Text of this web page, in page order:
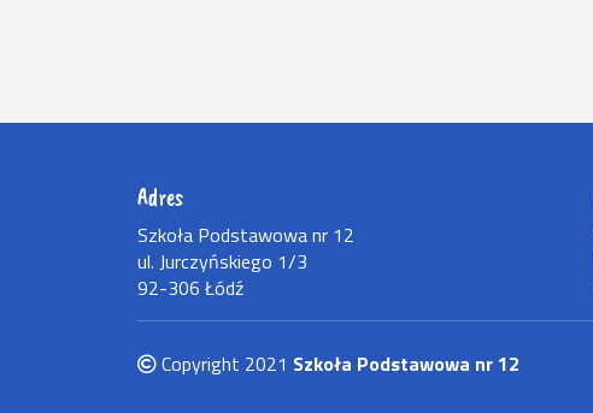
Adres
Szkoła Podstawowa nr 12
ul. Jurczyńskiego 1/3
92-306 Łódź
Copyright 2021 Szkoła Podstawowa nr 12